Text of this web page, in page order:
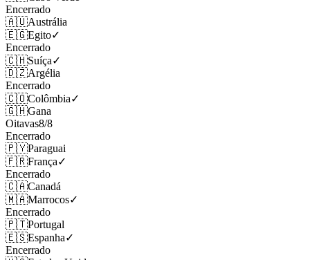
Encerrado
🇦🇺Austrália
🇪🇬Egito✓
Encerrado
🇨🇭Suíça✓
🇩🇿Argélia
Encerrado
🇨🇴Colômbia✓
🇬🇭Gana
Oitavas8/8
Encerrado
🇵🇾Paraguai
🇫🇷França✓
Encerrado
🇨🇦Canadá
🇲🇦Marrocos✓
Encerrado
🇵🇹Portugal
🇪🇸Espanha✓
Encerrado